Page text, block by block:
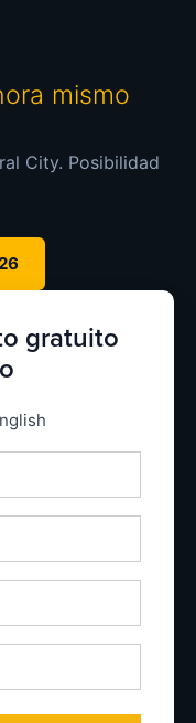
mismo
City. Posibilidad
gratuito